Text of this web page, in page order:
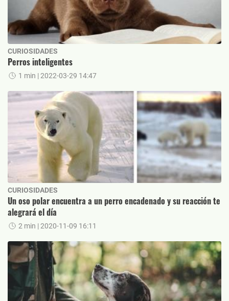
CURIOSIDADES
Perros inteligentes
1 min | 2022-03-29 14:47
CURIOSIDADES
Un oso polar encuentra a un perro encadenado y su reacción te
alegrará el día
2 min | 2020-11-09 16:11